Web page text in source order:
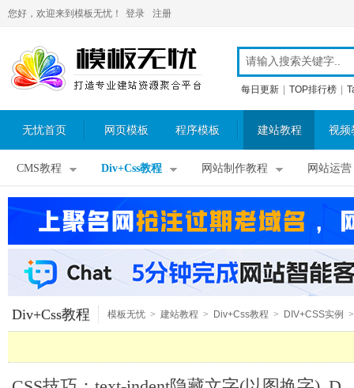
您好，欢迎来到模板无忧！ 登录 注册
每日更新 TOP排行榜
无忧首页 网页模板 程序模板 建站教程 视频
CMS教程 Div+Css教程 网站制作教程 网站运营
Div+Css教程 模板无忧 > 建站教程 > Div+Css教程 > DIV+CSS实例 >